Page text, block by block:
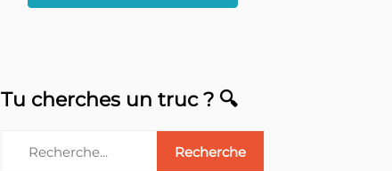
Tu cherches un truc ? 🔍